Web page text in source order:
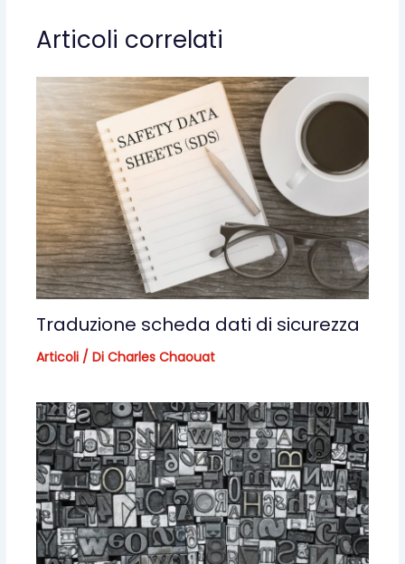
Articoli correlati
Traduzione scheda dati di sicurezza
Articoli/ Di Charles Chaouat